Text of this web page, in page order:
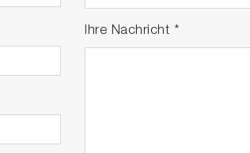
Ihre Nachricht *